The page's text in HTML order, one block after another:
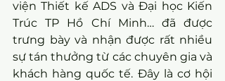
viện Thiết kế ADS và Đại học Kiến
Trúc TP Hồ Chí Minh… đã được
trưng bày và nhận được rất nhiều
sự tán thưởng từ các chuyên gia và
khách hàng quốc tế. Đây là cơ hội